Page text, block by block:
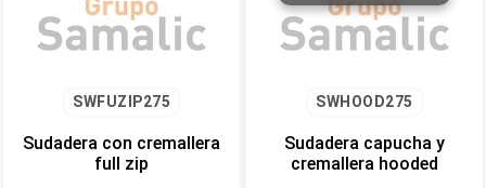
SWFUZIP275
Sudadera con cremallera
full zip
SWHOOD275
Sudadera capucha y
cremallera hooded